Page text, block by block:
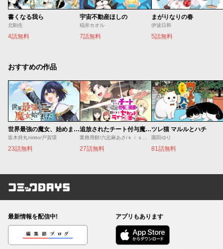
書くなる我ら
北駒生
4話無料
宇宙不動産ほしの
稲井カオル
7話無料
まがりなりの春
伊波日和
5話無料
おすすめの作品
世界最強の魔女、始めました ～私だけ『攻略サイト』を見れる世界で自由に生きます～
坂木持丸/riritto/戸賀環
23話無料
追放されたチート付与魔術師は気ままなセカンドライフを謳歌する。 ～俺は武器だけじゃなく、あらゆるものに『強化ポイント』を付与できるし、俺の意思でいつでも効果を解除できるけど、残った人たち大丈夫？～
業務用餅/六志麻あさ/ｋｉｓｕｉ
27話無料
ツレ猫 マルルとハチ
園田ゆり
81話無料
コミックDAYS
最新情報を配信中!
編集部ブログ
アプリもあります